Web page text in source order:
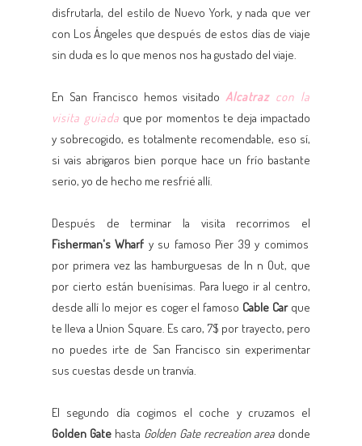
disfrutarla, del estilo de Nuevo York, y nada que ver
con Los Ángeles que después de estos días de viaje
sin duda es lo que menos nos ha gustado del viaje.
En San Francisco hemos visitadoAlcatraz con la
visita guiada que por momentos te deja impactado
y sobrecogido, es totalmente recomendable, eso sí,
si vais abrigaros bien porque hace un frío bastante
serio, yo de hecho me resfrié allí.
Después de terminar la visita recorrimos el
Fisherman's Wharf y su famoso Pier 39 y comimos
por primera vez las hamburguesas de In n Out, que
por cierto están buenísimas. Para luego ir al centro,
desde allí lo mejor es coger el famoso Cable Car que
te lleva a Union Square. Es caro, 7$ por trayecto, pero
no puedes irte de San Francisco sin experimentar
sus cuestas desde un tranvía.
El segundo día cogimos el coche y cruzamos el
Golden Gate hasta Golden Gate recreation areadonde